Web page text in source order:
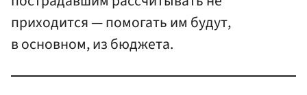
приходится — помогать им будут,
в основном, из бюджета.